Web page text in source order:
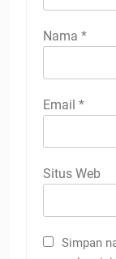
Nama *
Email *
Situs Web
Simpan